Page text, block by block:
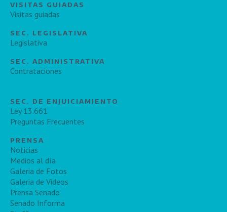
VISITAS GUIADAS
Visitas guiadas
SEC. LEGISLATIVA
Legislativa
SEC. ADMINISTRATIVA
Contrataciones
SEC. DE ENJUICIAMIENTO
Ley 13.661
Preguntas Frecuentes
PRENSA
Noticias
Medios al día
Galeria de Fotos
Galeria de Videos
Prensa Senado
Senado Informa